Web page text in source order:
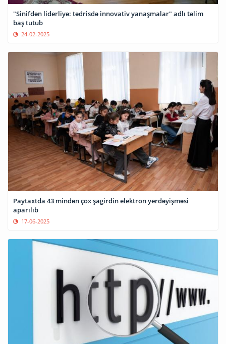
"Sinifdən liderliyə: tədrisdə innovativ yanaşmalar" adlı təlim
baş tutub
24-02-2025
Paytaxtda 43 mindən çox şagirdin elektron yerdəyişməsi
aparılıb
17-06-2025